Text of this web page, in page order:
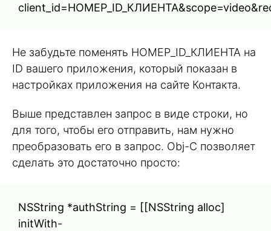
Не забудьте поменять НОМЕР_ID_КЛИЕНТА на
ID вашего приложения, который показан в
настройках приложения на сайте Контакта.
Выше представлен запрос в виде строки, но
для того, чтобы его отправить, нам нужно
преобразовать его в запрос. Obj-C позволяет
сделать это достаточно просто:
NSString *authString = [[NSString alloc]
initWith-